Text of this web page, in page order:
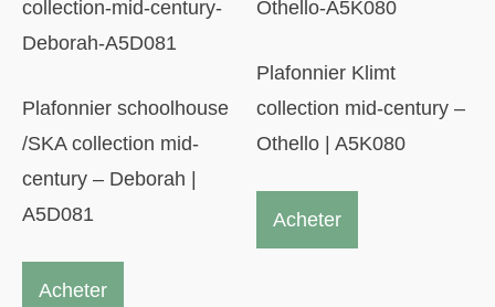
Plafonnier schoolhouse
/SKA collection mid-
century – Deborah |
A5D081
Acheter
Plafonnier Klimt
collection mid-century –
Othello | A5K080
Acheter